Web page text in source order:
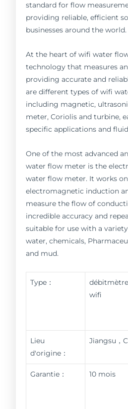
standard for flow
providing reliable, efficient
businesses around the world.
At the heart of wifi water
technology that measures
providing accurate and
are different types of wifi
including magnetic,
meter, Coriolis and turbine,
specific applications and
One of the most advanced
water flow meter is the
water flow meter. It works on
electromagnetic induction
measure the flow of
incredible accuracy and
suitable for use with a
water, chemicals,
and mud.
Type：
wifi
Lieu
d'origine：
Jiangsu，
Garantie： 10 mois